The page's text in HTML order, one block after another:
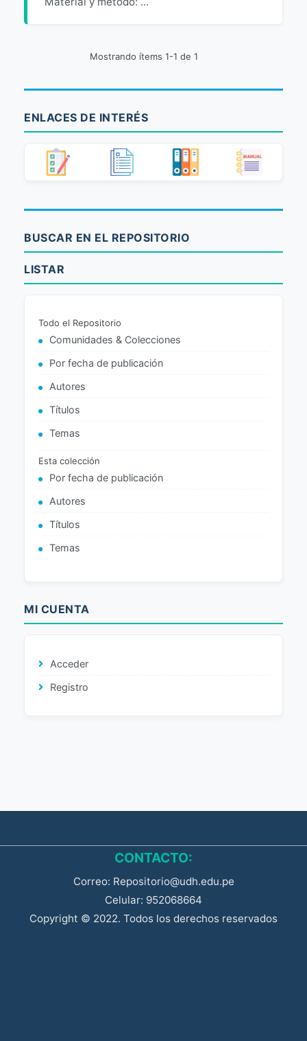
Mostrando ítems 1-1 de 1
ENLACES DE INTERÉS
BUSCAR EN EL REPOSITORIO
LISTAR
Todo el Repositorio
Comunidades & Colecciones
Por fecha de publicación
Autores
Títulos
Temas
Esta colección
Por fecha de publicación
Autores
Títulos
Temas
MI CUENTA
Acceder
Registro
CONTACTO:
Correo: Repositorio@udh.edu.pe
Celular: 952068664
Copyright © 2022. Todos los derechos reservados